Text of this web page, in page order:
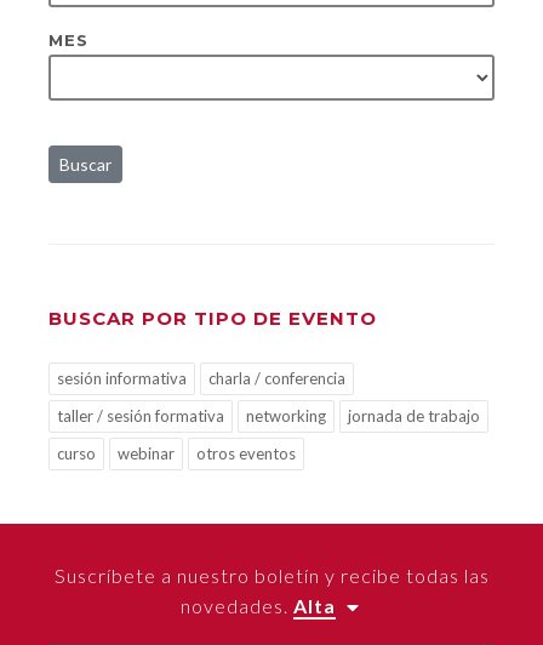
MES
Buscar
BUSCAR POR TIPO DE EVENTO
sesión informativa
charla / conferencia
taller / sesión formativa
networking
jornada de trabajo
curso
webinar otros eventos
Suscríbete a nuestro boletín y recibe todas las
novedades. Alta